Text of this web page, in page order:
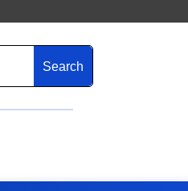
Search